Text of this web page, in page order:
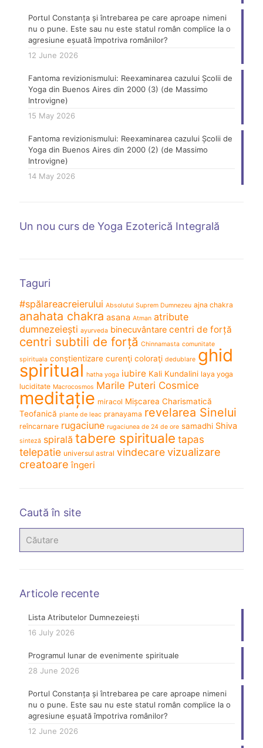
Portul Constanța și întrebarea pe care aproape nimeni
nu o pune. Este sau nu este statul român complice la o
agresiune eșuată împotriva românilor?
12 June 2026
Fantoma revizionismului: Reexaminarea cazului Școlii de
Yoga din Buenos Aires din 2000 (3) (de Massimo
Introvigne)
15 May 2026
Fantoma revizionismului: Reexaminarea cazului Școlii de
Yoga din Buenos Aires din 2000 (2) (de Massimo
Introvigne)
14 May 2026
Un nou curs de Yoga Ezoterică Integrală
Taguri
#spălareacreierului Absolutul Suprem Dumnezeu ajna chakra
anahata chakra asana Atman atribute
dumnezeiești ayurveda binecuvântare centri de forță
centri subtili de forță Chinnamasta comunitate
spirituala conştientizare curenţi coloraţi dedublare ghid
spiritual hatha yoga iubire Kali Kundalini laya yoga
luciditate Macrocosmos Marile Puteri Cosmice
meditație miracol Mișcarea Charismatică
Teofanică plante de leac pranayama revelarea Sinelui
reîncarnare rugaciune rugaciunea de 24 de ore samadhi Shiva
sinteză spirală tabere spirituale tapas
telepatie universul astral vindecarevizualizare
creatoare îngeri
Caută în site
Articole recente
Lista Atributelor Dumnezeiești
16 July 2026
Programul lunar de evenimente spirituale
28 June 2026
Portul Constanța și întrebarea pe care aproape nimeni
nu o pune. Este sau nu este statul român complice la o
agresiune eșuată împotriva românilor?
12 June 2026